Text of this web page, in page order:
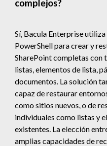
complejos?
Sí, Bacula Enterprise
PowerShell para crear y
SharePoint completas con
listas, elementos de lista,
documentos. La solución
capaz de restaurar
como sitios nuevos, o de
individuales como listas y
existentes. La elección
amplias capacidades de